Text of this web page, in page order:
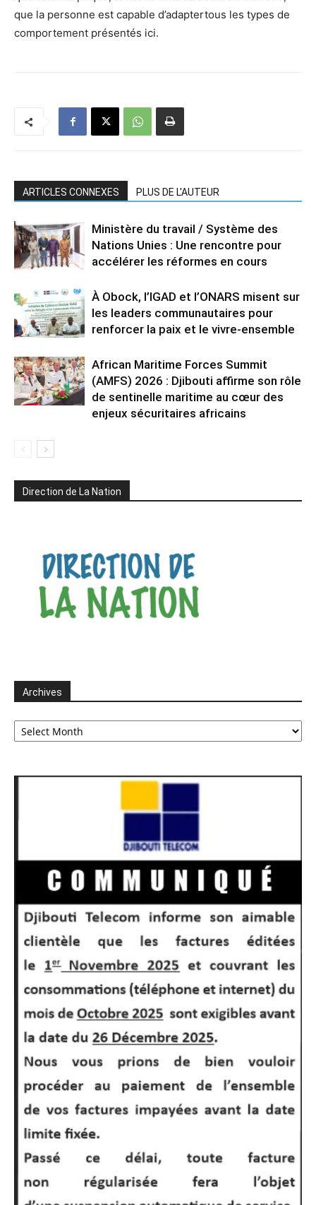
que la personne est capable d’adaptertous les types de
comportement présentés ici.
ARTICLES CONNEXES PLUS DE L'AUTEUR
Ministère du travail / Système des
Nations Unies : Une rencontre pour
accélérer les réformes en cours
À Obock, l’IGAD et l’ONARS misent sur
les leaders communautaires pour
renforcer la paix et le vivre-ensemble
African Maritime Forces Summit
(AMFS) 2026 : Djibouti affirme son rôle
de sentinelle maritime au cœur des
enjeux sécuritaires africains
Direction de La Nation
Archives
Archives